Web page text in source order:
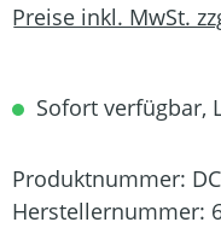
Preise inkl. MwSt.
Sofort verfügbar,
Produktnummer:
Herstellernummer: